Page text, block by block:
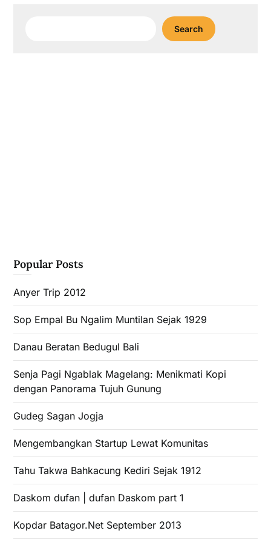
Search
Popular Posts
Anyer Trip 2012
Sop Empal Bu Ngalim Muntilan Sejak 1929
Danau Beratan Bedugul Bali
Senja Pagi Ngablak Magelang: Menikmati Kopi
dengan Panorama Tujuh Gunung
Gudeg Sagan Jogja
Mengembangkan Startup Lewat Komunitas
Tahu Takwa Bahkacung Kediri Sejak 1912
Daskom dufan | dufan Daskom part 1
Kopdar Batagor.Net September 2013